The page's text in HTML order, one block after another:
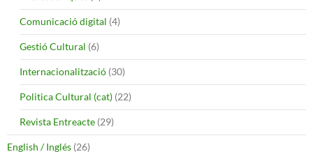
Comunicació digital (4)
Gestió Cultural (6)
Internacionalització (30)
Politica Cultural (cat) (22)
Revista Entreacte (29)
English / Inglés (26)